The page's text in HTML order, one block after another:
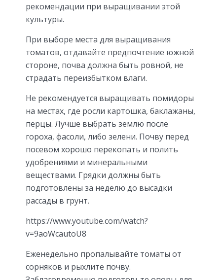
рекомендации при выращивании этой
культуры.
При выборе места для выращивания
томатов, отдавайте предпочтение южной
стороне, почва должна быть ровной, не
страдать переизбытком влаги.
Не рекомендуется выращивать помидоры
на местах, где росли картошка, баклажаны,
перцы. Лучше выбрать землю после
гороха, фасоли, либо зелени. Почву перед
посевом хорошо перекопать и полить
удобрениями и минеральными
веществами. Грядки должны быть
подготовлены за неделю до высадки
рассады в грунт.
https://www.youtube.com/watch?
v=9aoWcautoU8
Еженедельно пропалывайте томаты от
сорняков и рыхлите почву.